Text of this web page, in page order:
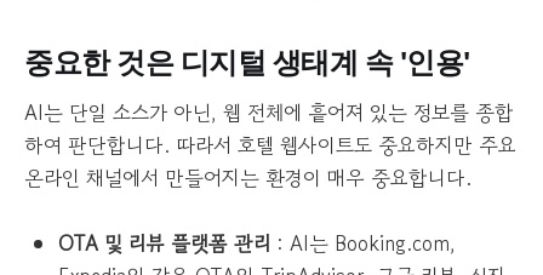
중요한 것은 디지털 생태계 속 '인용'
AI는 단일 소스가 아닌, 웹 전체에 흩어져 있는 정보를 종합
하여 판단합니다. 따라서 호텔 웹사이트도 중요하지만 주요
온라인 채널에서 만들어지는 환경이 매우 중요합니다.
OTA 및 리뷰 플랫폼 관리 : AI는 Booking.com,